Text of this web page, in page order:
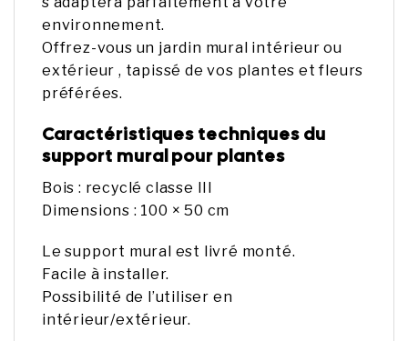
environnement.
Offrez-vous un jardin mural intérieur ou
extérieur , tapissé de vos plantes et fleurs
préférées.
Caractéristiques techniques du
support mural pour plantes
Bois : recyclé classe III
Dimensions : 100 × 50 cm
Le support mural est livré monté.
Facile à installer.
Possibilité de l’utiliser en
intérieur/extérieur.